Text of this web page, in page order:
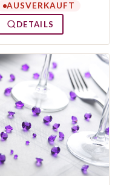
AUSVERKAUFT
DETAILS